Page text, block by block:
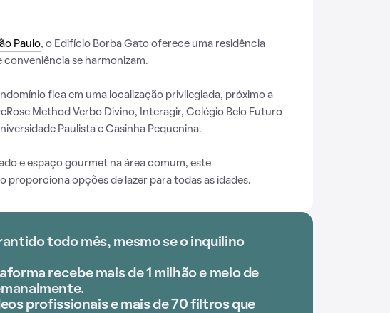
Paulo, o Edifício Borba Gato oferece uma residência
se harmonizam.
fica em uma localização privilegiada, próximo a
Method Verbo Divino, Interagir, Colégio Belo Futuro
Paulista e Casinha Pequenina.
e espaço gourmet na área comum, este
proporciona opções de lazer para todas as idades.
todo mês, mesmo se o inquilino
recebe mais de 1 milhão e meio de
profissionais e mais de 70 filtros que